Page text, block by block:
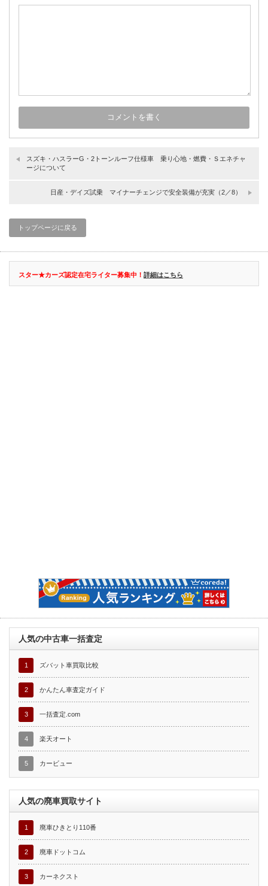
スズキ・ハスラーG・2トーンルーフ仕様車 乗り心地・燃費・Ｓエネチャ
ージについて
日産・デイズ試乗 マイナーチェンジで安全装備が充実（2／8）
トップページに戻る
スター★カーズ認定在宅ライター募集中！ 詳細はこちら
人気の中古車一括査定
1 ズバット車買取比較
2 かんたん車査定ガイド
3 一括査定.com
4 楽天オート
5 カービュー
人気の廃車買取サイト
1 廃車ひきとり110番
2 廃車ドットコム
3 カーネクスト